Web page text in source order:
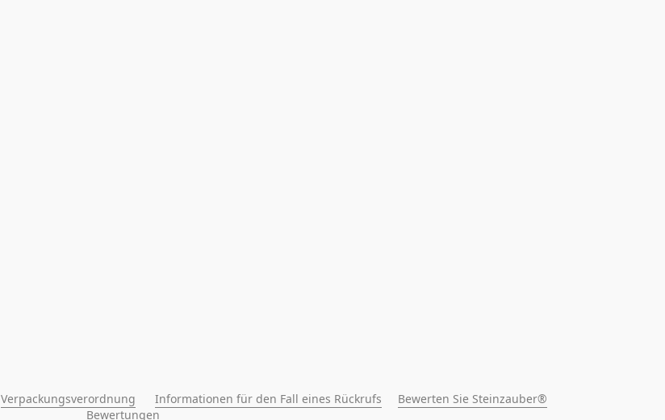
Verpackungsverordnung Informationen für den Fall eines Rückrufs
Bewerten Sie Steinzauber®
Bewertungen